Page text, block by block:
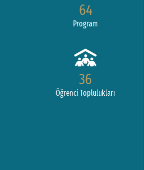
64
Program
36
Öğrenci Toplulukları